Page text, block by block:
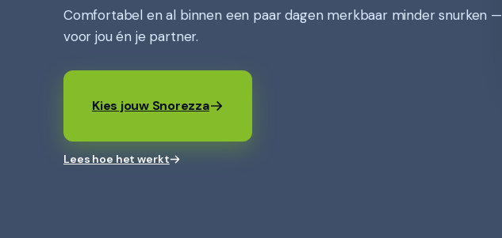
Comfortabel en al binnen een paar dagen merkbaar minder snurken —
voor jou én je partner.
Kies jouw Snorezza
Lees hoe het werkt